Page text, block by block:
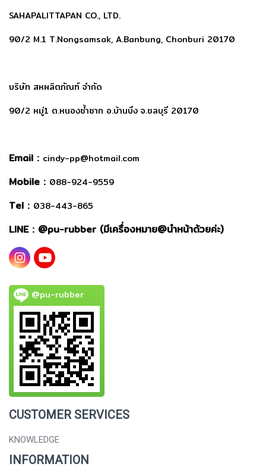
SAHAPALITTAPAN CO., LTD.
90/2 M.1 T.Nongsamsak, A.Banbung, Chonburi 20170
บริษัท สหผลิตภัณฑ์ จำกัด
90/2 หมู่1 ต.หนองซ้ำซาก อ.บ้านบึง จ.ชลบุรี 20170
Email : cindy-pp@hotmail.com
Mobile : 088-924-9559
Tel : 038-443-865
LINE : @pu-rubber (มีเครื่องหมาย@นำหน้าด้วยค่ะ)
@pu-rubber
CUSTOMER SERVICES
KNOWLEDGE
INFORMATION